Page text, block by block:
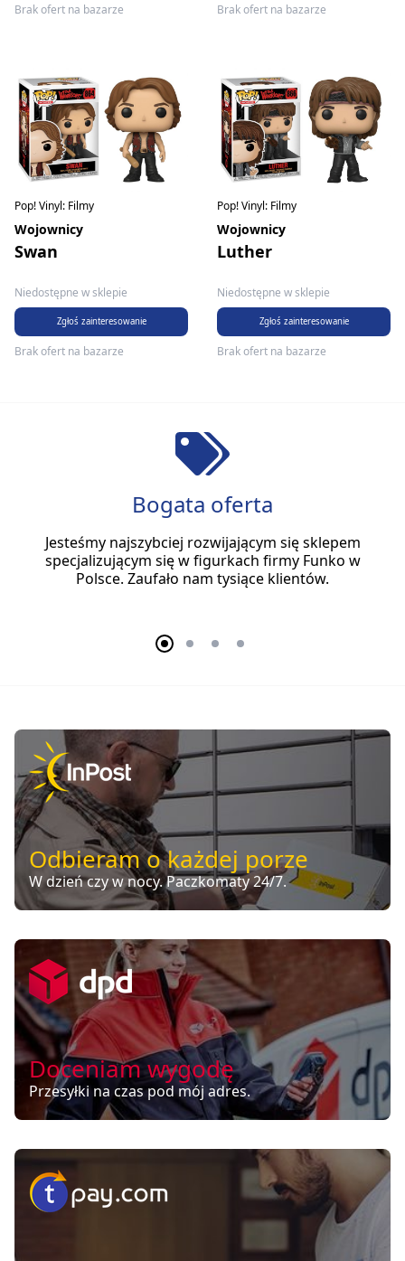
Brak ofert na bazarze Brak ofert na bazarze
Pop! Vinyl: Filmy
Wojownicy
Swan
Niedostępne w sklepie
Zgłoś zainteresowanie
Brak ofert na bazarze
Pop! Vinyl: Filmy
Wojownicy
Luther
Niedostępne w sklepie
Zgłoś zainteresowanie
Brak ofert na bazarze
Bogata oferta
Jesteśmy najszybciej rozwijającym się sklepem
specjalizującym się w figurkach firmy Funko w
Polsce. Zaufało nam tysiące klientów.
Odbieram o każdej porze
W dzień czy w nocy. Paczkomaty 24/7.
Doceniam wygodę
Przesyłki na czas pod mój adres.